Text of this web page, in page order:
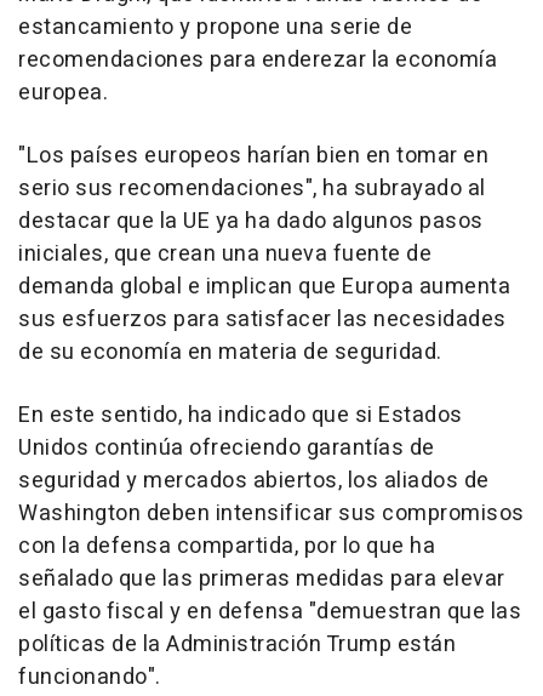
estancamiento y propone una serie de
recomendaciones para enderezar la economía
europea.
"Los países europeos harían bien en tomar en
serio sus recomendaciones", ha subrayado al
destacar que la UE ya ha dado algunos pasos
iniciales, que crean una nueva fuente de
demanda global e implican que Europa aumenta
sus esfuerzos para satisfacer las necesidades
de su economía en materia de seguridad.
En este sentido, ha indicado que si Estados
Unidos continúa ofreciendo garantías de
seguridad y mercados abiertos, los aliados de
Washington deben intensificar sus compromisos
con la defensa compartida, por lo que ha
señalado que las primeras medidas para elevar
el gasto fiscal y en defensa "demuestran que las
políticas de la Administración Trump están
funcionando".